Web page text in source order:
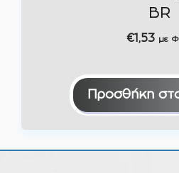
BR
€1,53 με
Προσθήκη